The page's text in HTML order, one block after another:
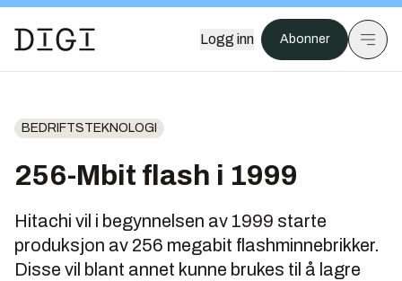
Logg inn Abonner
BEDRIFTSTEKNOLOGI
256-Mbit flash i 1999
Hitachi vil i begynnelsen av 1999 starte
produksjon av 256 megabit flashminnebrikker.
Disse vil blant annet kunne brukes til å lagre